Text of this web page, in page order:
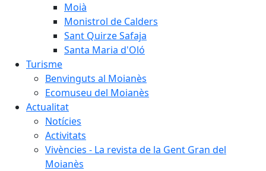
Moià
Monistrol de Calders
Sant Quirze Safaja
Santa Maria d'Oló
Turisme
Benvinguts al Moianès
Ecomuseu del Moianès
Actualitat
Notícies
Activitats
Vivències - La revista de la Gent Gran del
Moianès